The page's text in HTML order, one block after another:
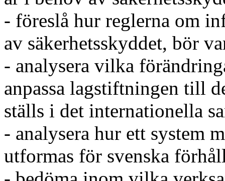
- föreslå hur reglerna om
av säkerhetsskyddet, bör
- analysera vilka
anpassa lagstiftningen till
ställs i det internationella
- analysera hur ett system
utformas för svenska